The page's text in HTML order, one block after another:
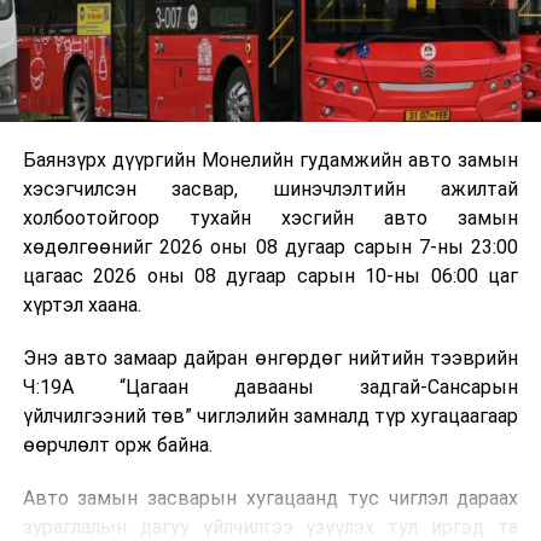
эзлэхүүн нь 90 хүртэл хувиар буурч, бактери, вирус
болон бусад өвчин үүсгэгч бичил биетнийг устгах
боломжтой.
Түүнчлэн шаталтын явцад үүсэх дулааныг цахилгаан
болон дулааны эрчим хүч үйлдвэрлэхэд ашиглаж
болдог. Зарим технологийн хувьд шаталтын дараа
үлдэх үнснээс фосфор зэрэг ашигт эрдсийг сэргээн
авах боломжтой аж.
Япон, Герман, Швейцар, Нидерланд, Өмнөд Солонгос
зэрэг улс лаг хатаах, шатаах технологийг ашиглаж
байна. Тухайлбал, Германд лаг шатаах үйлдвэрээс
гарсан үнснээс фосфор сэргээн авах технологи
ашигладаг бол Нидерландад төвлөрсөн лаг
боловсруулах үйлдвэрүүдээр дулаан, цахилгаан
Ийнхүү лаг хатаах, шатаах технологийг лагийн
Баянзүрх дүүргийн Монелийн гудамжийн авто замын
хэсэгчилсэн засвар, шинэчлэлтийн ажилтай
холбоотойгоор тухайн хэсгийн авто замын
хөдөлгөөнийг 2026 оны 08 дугаар сарын 7-ны 23:00
цагаас 2026 оны 08 дугаар сарын 10-ны 06:00 цаг
хүртэл хаана.
Энэ авто замаар дайран өнгөрдөг нийтийн тээврийн
Ч:19А “Цагаан давааны задгай-Сансарын
үйлчилгээний төв” чиглэлийн замналд түр хугацаагаар
өөрчлөлт орж байна.
Авто замын засварын хугацаанд тус чиглэл дараах
зураглалын дагуу үйлчилгээ үзүүлэх тул иргэд та